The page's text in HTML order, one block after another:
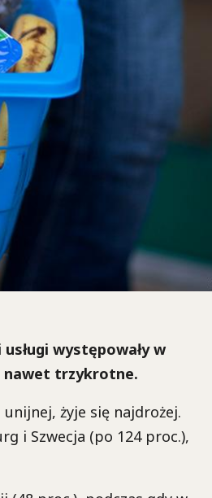
występowały w
nawet trzykrotne.
żyje się najdrożej.
i Szwecja (po 124 proc.),